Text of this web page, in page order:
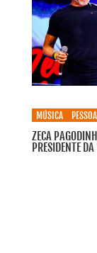
MÚSICA
ZECA
PRESIDENTE